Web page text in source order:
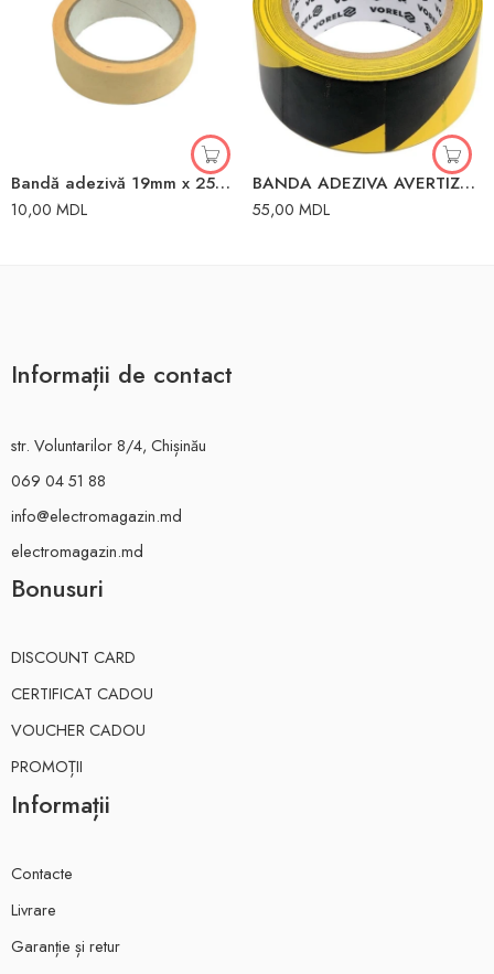
Bandă adezivă 19mm x 25m Toya
10,00 MDL
BANDA ADEZIVA AVERTIZARE GALBEN-NEAGRA 48mmX33m VOREL
55,00 MDL
Informații de contact
str. Voluntarilor 8/4, Chișinău
069 04 51 88
info@electromagazin.md
electromagazin.md
Bonusuri
DISCOUNT CARD
CERTIFICAT CADOU
VOUCHER CADOU
PROMOȚII
Informații
Contacte
Livrare
Garanție și retur